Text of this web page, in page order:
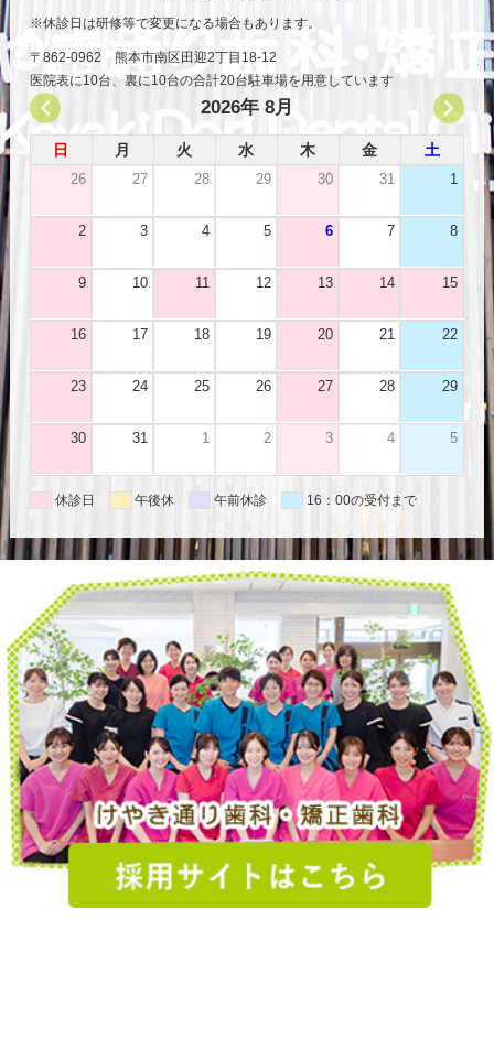
休診日は研修等で変更になる場合もあります。
〒862-0962 熊本市南区田迎2丁目18-12
医院表に10台、裏に10台の合計20台駐車場を用意しています
2026年 8月
日 月 火 水 木 金 土
26 27 28 29 30 31 1
2 3 4 5 6 7 8
9 10 11 12 13 14 15
16 17 18 19 20 21 22
23 24 25 26 27 28 29
30 31 1 2 3 4 5
休診日 午後休 午前休診 16：00の受付まで